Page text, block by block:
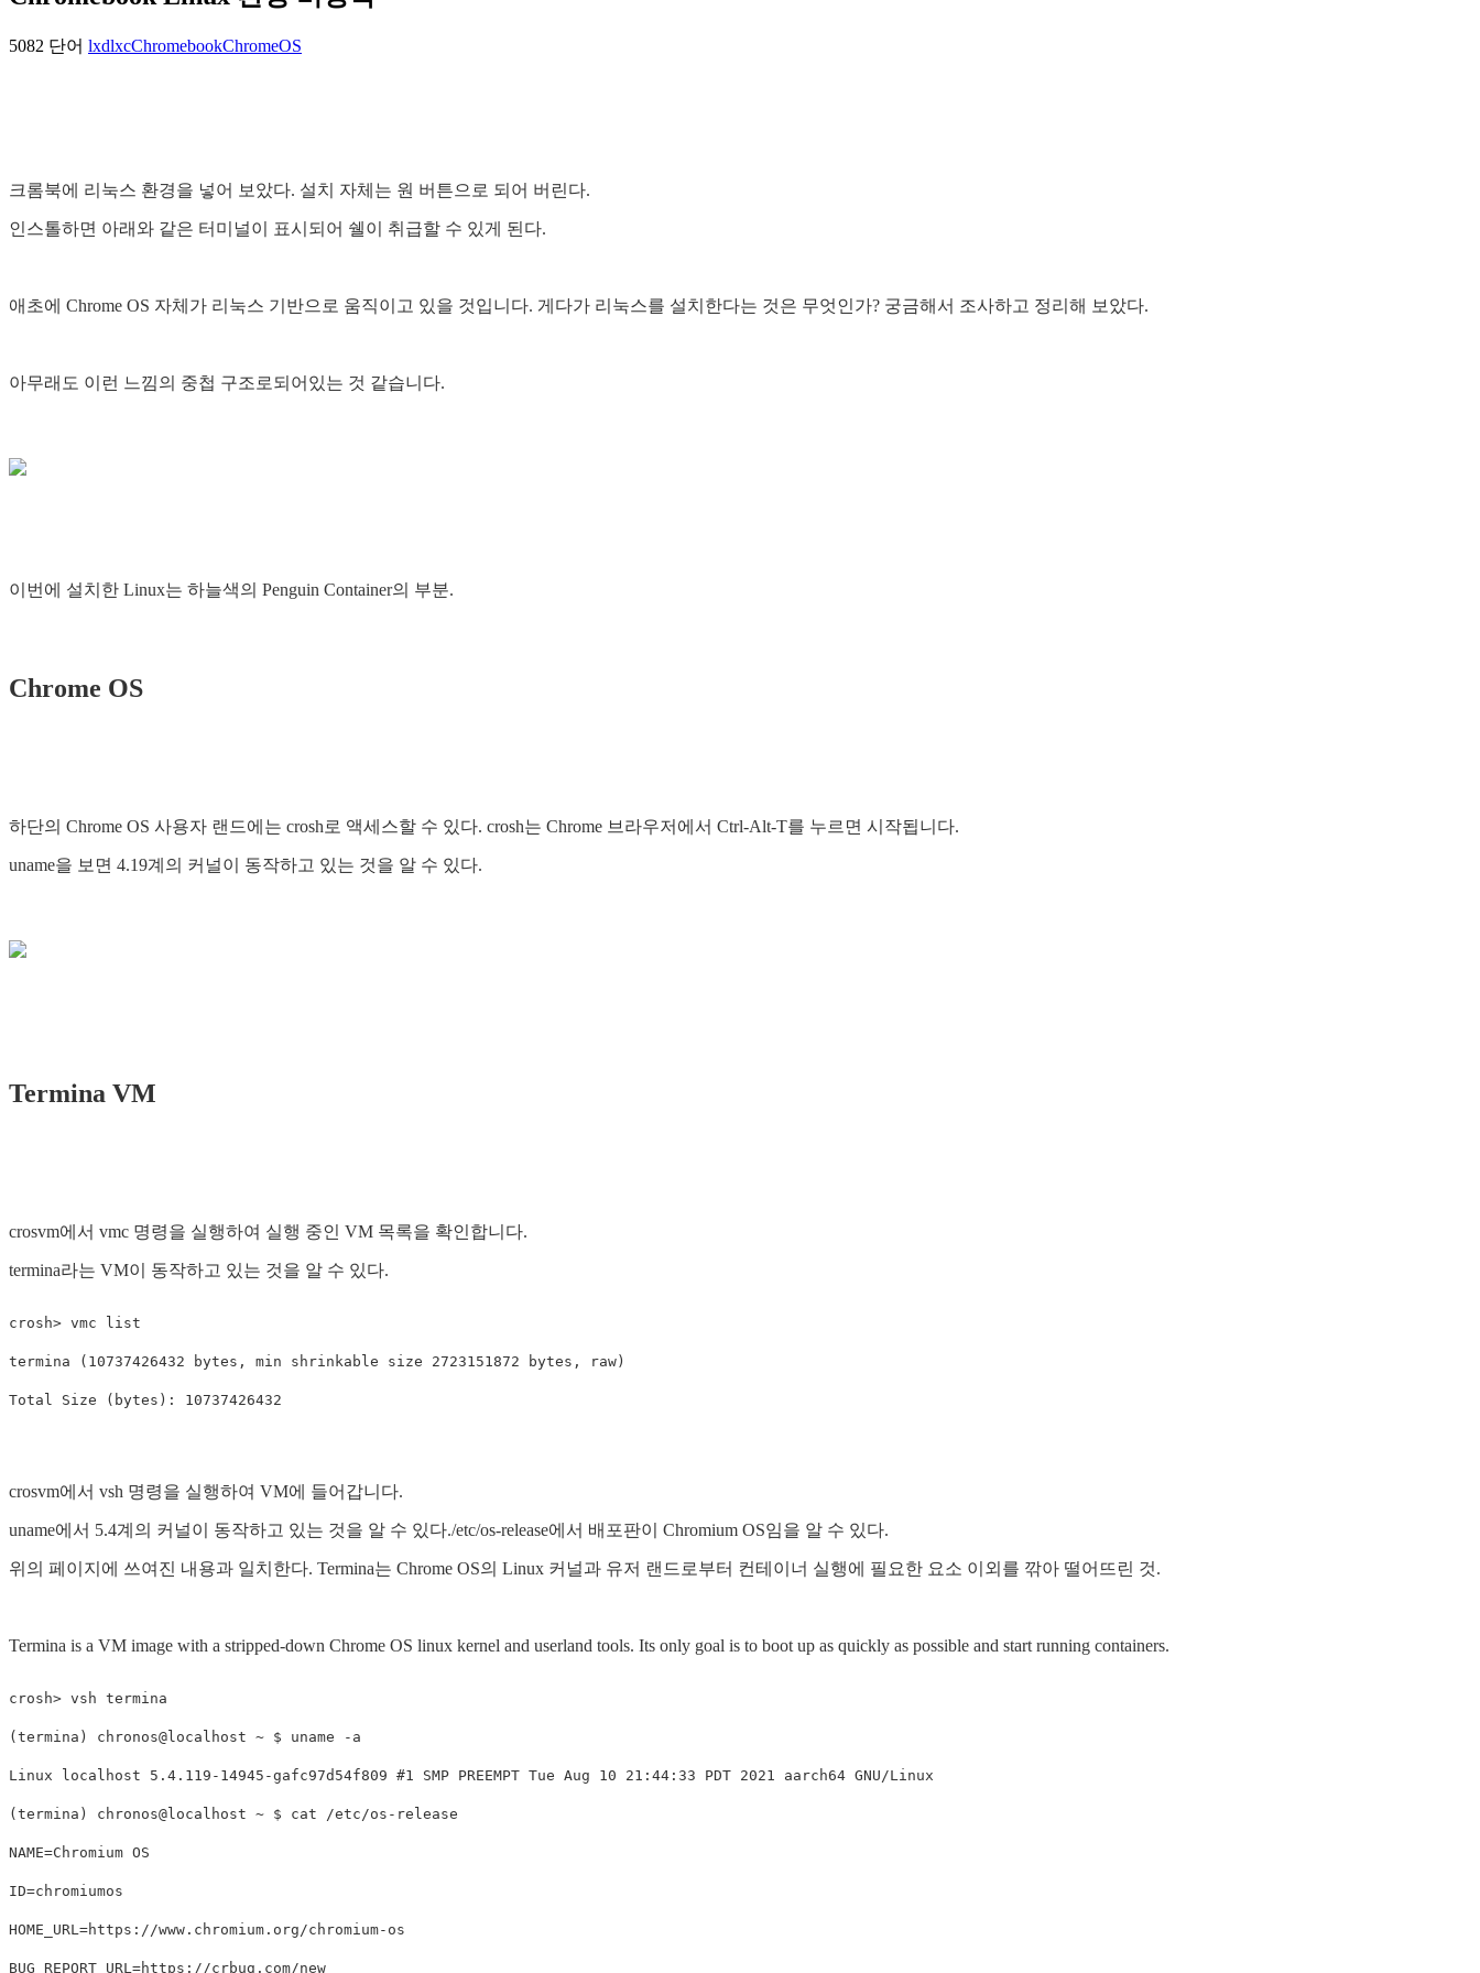
5082 단어 lxdlxcChromebookChromeOS
크롬북에 리눅스 환경을 넣어 보았다. 설치 자체는 원 버튼으로 되어 버린다.
인스톨하면 아래와 같은 터미널이 표시되어 쉘이 취급할 수 있게 된다.
애초에 Chrome OS 자체가 리눅스 기반으로 움직이고 있을 것입니다. 게다가 리눅스를 설치한다는 것은 무엇인가? 궁금해서 조사하고 정리해 보았다.
아무래도 이런 느낌의 중첩 구조로되어있는 것 같습니다.
이번에 설치한 Linux는 하늘색의 Penguin Container의 부분.
Chrome OS
하단의 Chrome OS 사용자 랜드에는 crosh로 액세스할 수 있다. crosh는 Chrome 브라우저에서 Ctrl-Alt-T를 누르면 시작됩니다.
uname을 보면 4.19계의 커널이 동작하고 있는 것을 알 수 있다.
Termina VM
crosvm에서 vmc 명령을 실행하여 실행 중인 VM 목록을 확인합니다.
termina라는 VM이 ​​동작하고 있는 것을 알 수 있다.
crosh> vmc list
termina ( 10737426432 bytes, min shrinkable size 2723151872 bytes, raw )
Total Size ( bytes )
crosvm에서 vsh 명령을 실행하여 VM에 들어갑니다.
uname에서 5.4계의 커널이 동작하고 있는 것을 알 수 있다./etc/os-release에서 배포판이 Chromium OS임을 알 수 있다.
위의 페이지에 쓰여진 내용과 일치한다. Termina는 Chrome OS의 Linux 커널과 유저 랜드로부터 컨테이너 실행에 필요한 요소 이외를 깎아 떨어뜨린 것.
Termina is a VM image with a stripped-down Chrome OS linux kernel and userland tools. Its only goal is to boot up as quickly as possible and start running containers.
( termina ) chronos@localhost ~ $ uname -a
Linux localhost 5.4.119-14945-gafc97d54f809 #1 SMP PREEMPT Tue Aug 10 21:44:33 PDT 2021 aarch64 GNU/Linux
( termina ) chronos@localhost ~ $ cat
NAME=
ID=
HOME_URL =
BUG_REPORT_URL =